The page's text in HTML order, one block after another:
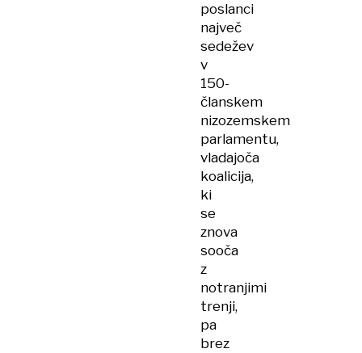
poslanci
največ
sedežev
v
150-
članskem
nizozemskem
parlamentu,
vladajoča
koalicija,
ki
se
znova
sooča
z
notranjimi
trenji,
pa
brez